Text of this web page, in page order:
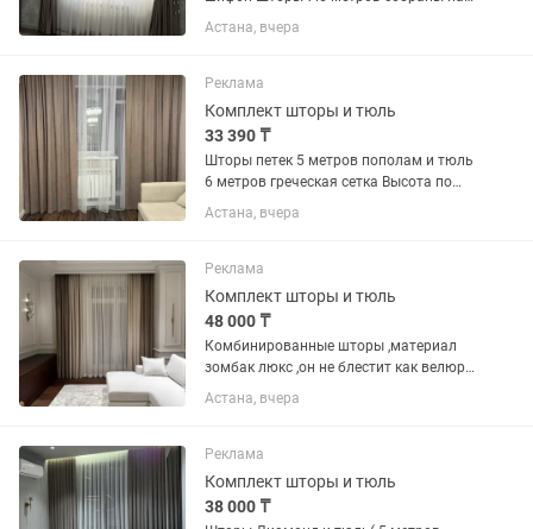
складку и тюль собрана на складку
,тюль с Кантом + прихват
Астана, вчера
Реклама
Комплект шторы и тюль
33 390 ₸
Шторы петек 5 метров пополам и тюль
6 метров греческая сетка Высота по
вашему замеру (день в день ,если
заказываете до обеда )
Астана, вчера
Реклама
Комплект шторы и тюль
48 000 ₸
Комбинированные шторы ,материал
зомбак люкс ,он не блестит как велюр
,матовые(сочетание цветов можно
подобрать под ваш интерьер) и тюль с
подшив (крючки в комплекте )
Астана, вчера
Реклама
Комплект шторы и тюль
38 000 ₸